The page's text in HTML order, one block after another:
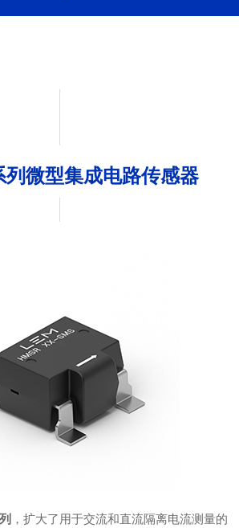
列微型集成电路传感器
，扩大了用于交流和直流隔离电流测量的